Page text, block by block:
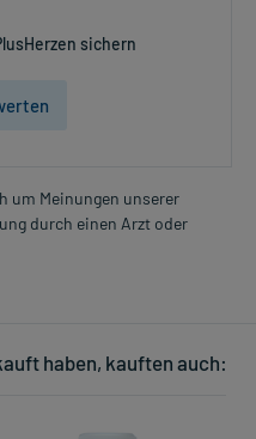
sichern
um Meinungen unserer
durch einen Arzt oder
haben, kauften auch: